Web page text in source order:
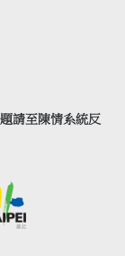
請至陳情系統反